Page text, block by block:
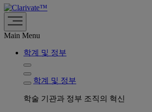
Main Menu
학계 및 정부
학계 및 정부
학술 기관과 정부 조직의 혁신